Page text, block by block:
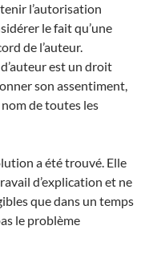
l’autorisation
le fait qu’une
de l’auteur.
est un droit
son assentiment,
nom de toutes les
a été trouvé. Elle
d’explication et ne
que dans un temps
le problème